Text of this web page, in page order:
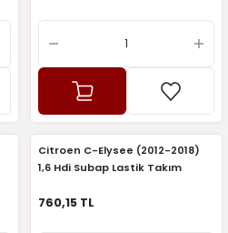
Citroen C-Elysee (2012-2018)
1,6 Hdi Subap Lastik Takım
760,15 TL